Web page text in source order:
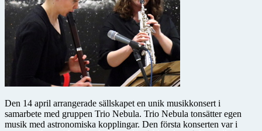
Den 14 april arrangerade sällskapet en unik musikkonsert i
samarbete med gruppen Trio Nebula. Trio Nebula tonsätter egen
musik med astro­no­miska kopplingar. Den första konserten var i